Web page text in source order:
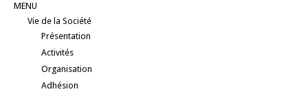
MENU
Vie de la Société
Présentation
Activités
Organisation
Adhésion